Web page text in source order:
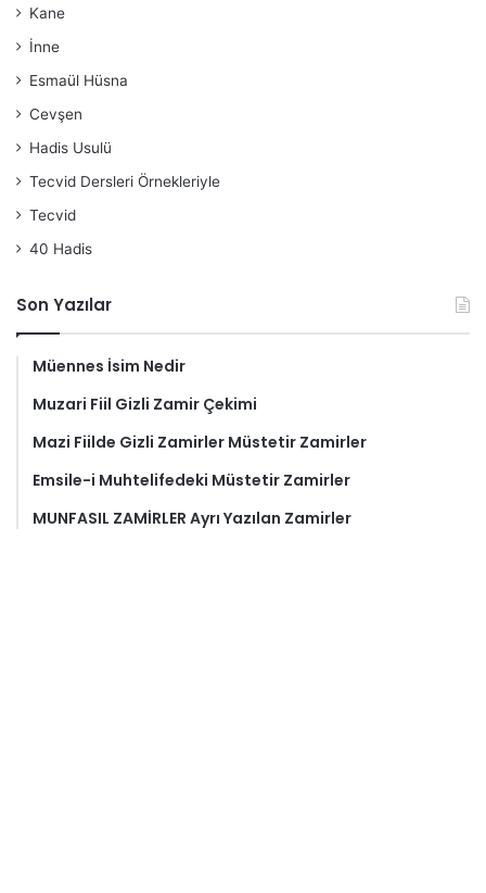
Kane
İnne
Esmaül Hüsna
Cevşen
Hadis Usulü
Tecvid Dersleri Örnekleriyle
Tecvid
40 Hadis
Son Yazılar
Müennes İsim Nedir
Muzari Fiil Gizli Zamir Çekimi
Mazi Fiilde Gizli Zamirler Müstetir Zamirler
Emsile-i Muhtelifedeki Müstetir Zamirler
MUNFASIL ZAMİRLER Ayrı Yazılan Zamirler